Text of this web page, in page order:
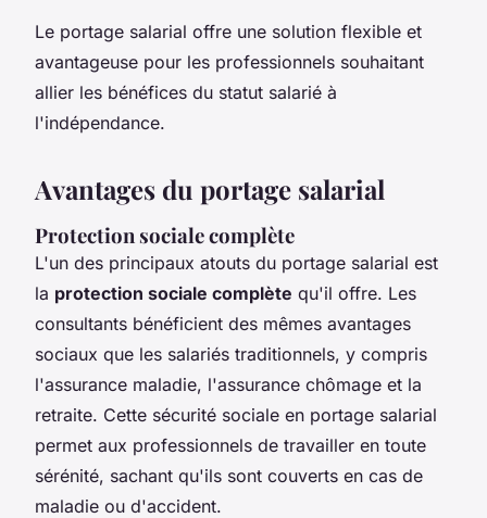
Le portage salarial offre une solution flexible et
avantageuse pour les professionnels souhaitant
allier les bénéfices du statut salarié à
l'indépendance.
Avantages du portage salarial
Protection sociale complète
L'un des principaux atouts du portage salarial est
la protection sociale complète qu'il offre. Les
consultants bénéficient des mêmes avantages
sociaux que les salariés traditionnels, y compris
l'assurance maladie, l'assurance chômage et la
retraite. Cette sécurité sociale en portage salarial
permet aux professionnels de travailler en toute
sérénité, sachant qu'ils sont couverts en cas de
maladie ou d'accident.